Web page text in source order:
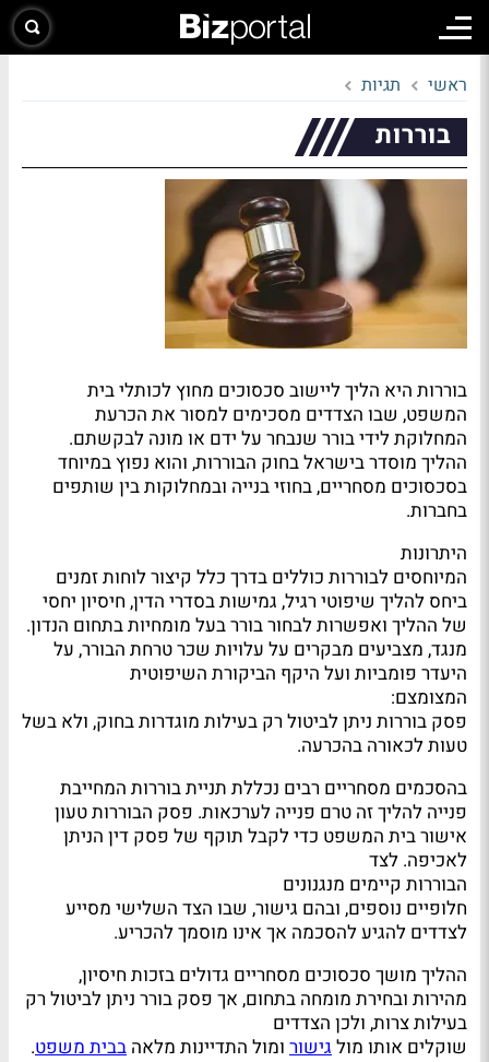
ראשי תגיות
בוררות
בוררות היא הליך ליישוב סכסוכים מחוץ לכותלי בית
המשפט, שבו הצדדים מסכימים למסור את הכרעת
המחלוקת לידי בורר שנבחר על ידם או מונה לבקשתם.
ההליך מוסדר בישראל בחוק הבוררות, והוא נפוץ במיוחד
בסכסוכים מסחריים, בחוזי בנייה ובמחלוקות בין שותפים
בחברות.
היתרונות
המיוחסים לבוררות כוללים בדרך כלל קיצור לוחות זמנים
ביחס להליך שיפוטי רגיל, גמישות בסדרי הדין, חיסיון יחסי
של ההליך ואפשרות לבחור בורר בעל מומחיות בתחום הנדון.
מנגד, מצביעים מבקרים על עלויות שכר טרחת הבורר, על
היעדר פומביות ועל היקף הביקורת השיפוטית
המצומצם:
פסק בוררות ניתן לביטול רק בעילות מוגדרות בחוק, ולא בשל
טעות לכאורה בהכרעה.
בהסכמים מסחריים רבים נכללת תניית בוררות המחייבת
פנייה להליך זה טרם פנייה לערכאות. פסק הבוררות טעון
אישור בית המשפט כדי לקבל תוקף של פסק דין הניתן
לאכיפה. לצד
הבוררות קיימים מנגנונים
חלופיים נוספים, ובהם גישור, שבו הצד השלישי מסייע
לצדדים להגיע להסכמה אך אינו מוסמך להכריע.
ההליך מושך סכסוכים מסחריים גדולים בזכות חיסיון,
מהירות ובחירת מומחה בתחום, אך פסק בורר ניתן לביטול רק
בעילות צרות, ולכן הצדדים
שוקלים אותו מולגישור ומול התדיינות מלאה בבית משפט.